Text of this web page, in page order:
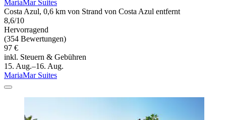
MariaMar Suites
Costa Azul, 0,6 km von Strand von Costa Azul entfernt
8,6/10
Hervorragend
(354 Bewertungen)
97 €
inkl. Steuern & Gebühren
15. Aug.–16. Aug.
MariaMar Suites